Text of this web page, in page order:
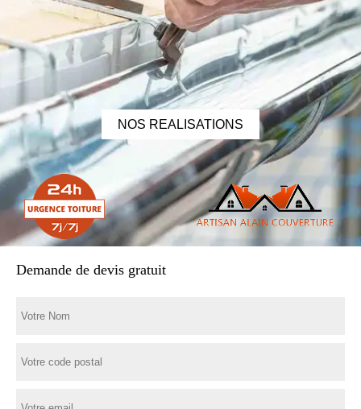
NOS REALISATIONS
Demande de devis gratuit